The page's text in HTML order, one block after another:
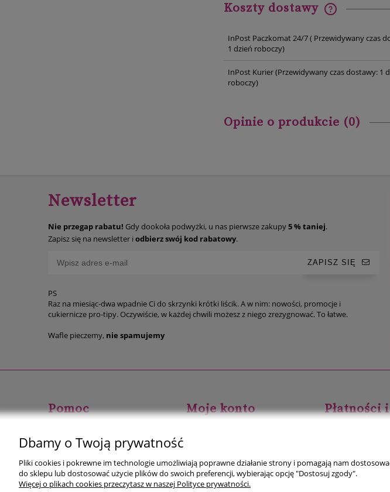
Koszty dostawy
Cena nie
InPost Paczkomat 24/7( Przewidywany czas
1 dzień roboczy)
InPost Kurier(Przewidywany czas dostawy: 1
roboczy)
Opinie o produkcie (0)
Newsletter
Nie przegap rabatu! Gdy dookoła podwyżki, u nas pierwsze zakupy5 % taniej.
Zapisz się na newsletter i odbierz swój kod rabatowy.
ZAPISZ SIĘ
PS
Raz na miesiąc-dwa wpadnie Ci do skrzynki krótki liścik. A w nim: nowości, promocje i
cukiernicze pro-tipy. Oczywiście, w każdej chwili możesz z niego zrezygnować. To łatwe.
Wafle pieczemy, nie spamujemy
Pomoc
Regulaminy
Moje konto
Przechowalnia
Płatności
Czas realizacji
Dbamy o Twoją prywatność
Pliki cookies i pokrewne im technologie umożliwiają poprawne działanie strony i pomagają nam
do sklepu lub dostosować użycie plików do swoich preferencji, wybierając opcję "Dostosuj zgody".
Więcej o plikach cookies przeczytasz w naszej Polityce prywatności.